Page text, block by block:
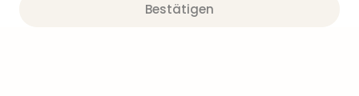
Bestätigen